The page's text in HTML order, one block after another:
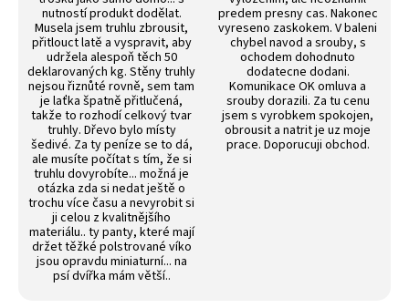
nutností produkt dodělat.
Musela jsem truhlu zbrousit,
přitlouct latě a vyspravit, aby
udržela alespoň těch 50
deklarovaných kg. Stěny truhly
nejsou řiznůté rovně, sem tam
je laťka špatně přitlučená,
takže to rozhodí celkový tvar
truhly. Dřevo bylo místy
šedivé. Za ty peníze se to dá,
ale musíte počítat s tím, že si
truhlu dovyrobíte... možná je
otázka zda si nedat ještě o
trochu více času a nevyrobit si
ji celou z kvalitnějšího
materiálu.. ty panty, které mají
držet těžké polstrované víko
jsou opravdu miniaturní... na
psí dvířka mám větší..
predem presny cas. Nakonec
vyreseno zaskokem. V baleni
chybel navod a srouby, s
ochodem dohodnuto
dodatecne dodani.
Komunikace OK omluva a
srouby dorazili. Za tu cenu
jsem s vyrobkem spokojen,
obrousit a natrit je uz moje
prace. Doporucuji obchod.